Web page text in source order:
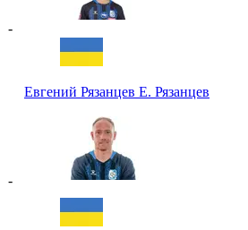
-
Евгений Рязанцев Е. Рязанцев
-